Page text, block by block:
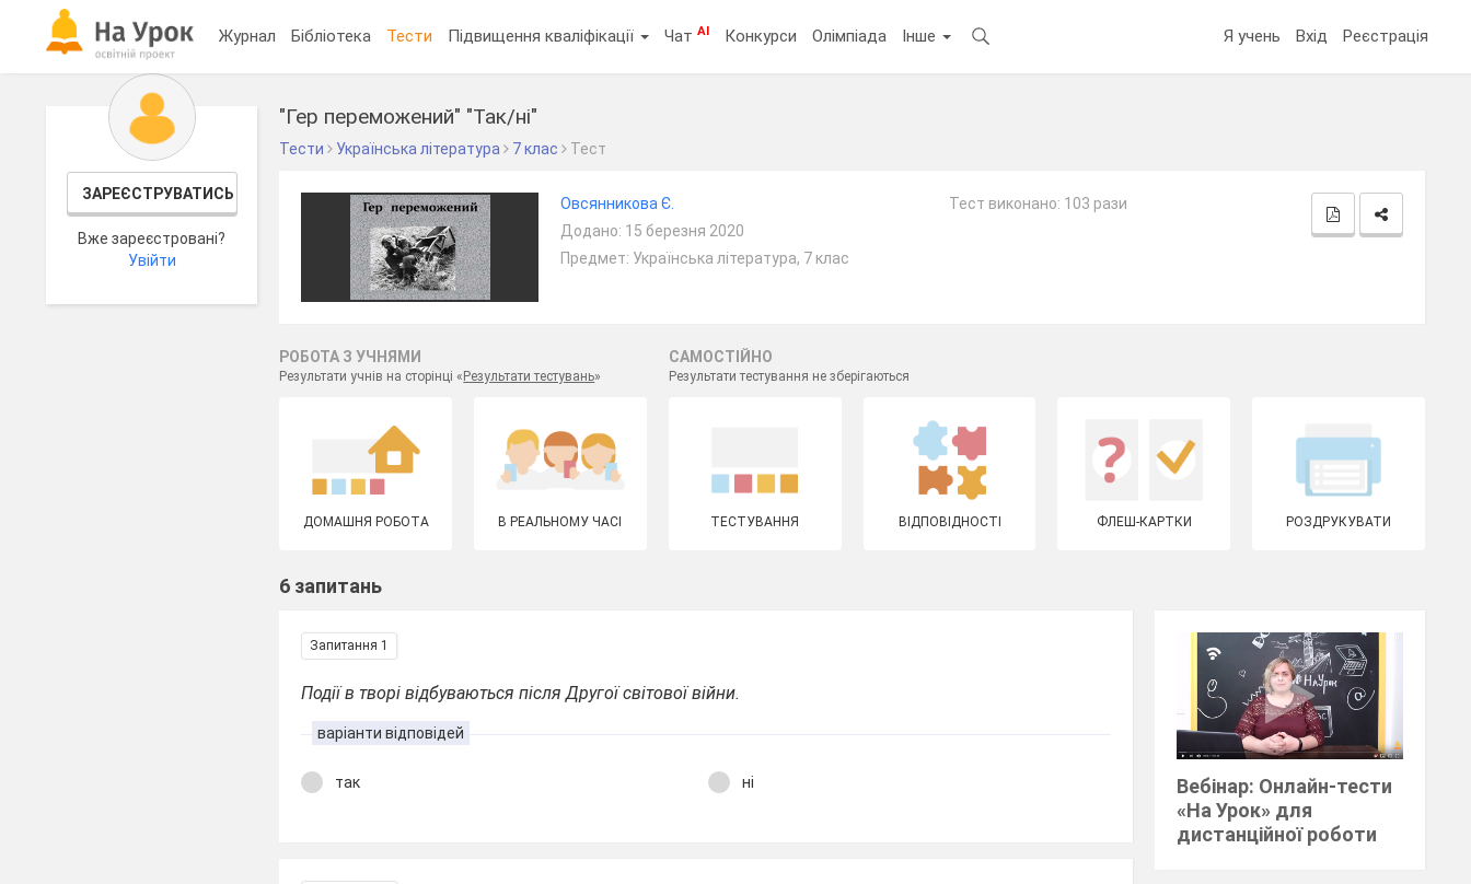
Журнал Бібліотека Тести Підвищення кваліфікації ЧатAI Конкурси Олімпіада Інше Я учень Вхід Реєстрація
ЗАРЕЄСТРУВАТИСЬ
Вже зареєстровані?
Увійти
"Гер переможений" "Так/ні"
Тести Українська література 7 клас Тест
Овсянникова Є.
Додано: 15 березня 2020
Предмет: Українська література, 7 клас
Тест виконано: 103 рази
РОБОТА З УЧНЯМИ
Результати учнів на сторінці « Результати тестувань»
САМОСТІЙНО
Результати тестування не зберігаються
ДОМАШНЯ РОБОТА В РЕАЛЬНОМУ ЧАСІ ТЕСТУВАННЯ ВІДПОВІДНОСТІ ФЛЕШ-КАРТКИ РОЗДРУКУВАТИ
6 запитань
Запитання 1
Події в творі відбуваються після Другої світової війни.
варіанти відповідей
так ні
Вебінар: Онлайн-тести
«На Урок» для
дистанційної роботи